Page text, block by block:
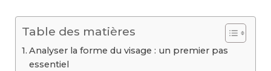
Table des matières
Analyser la forme du visage : un premier pas
essentiel